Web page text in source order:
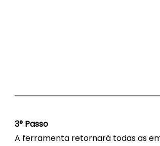
3° Passo
A ferramenta retornará todas as